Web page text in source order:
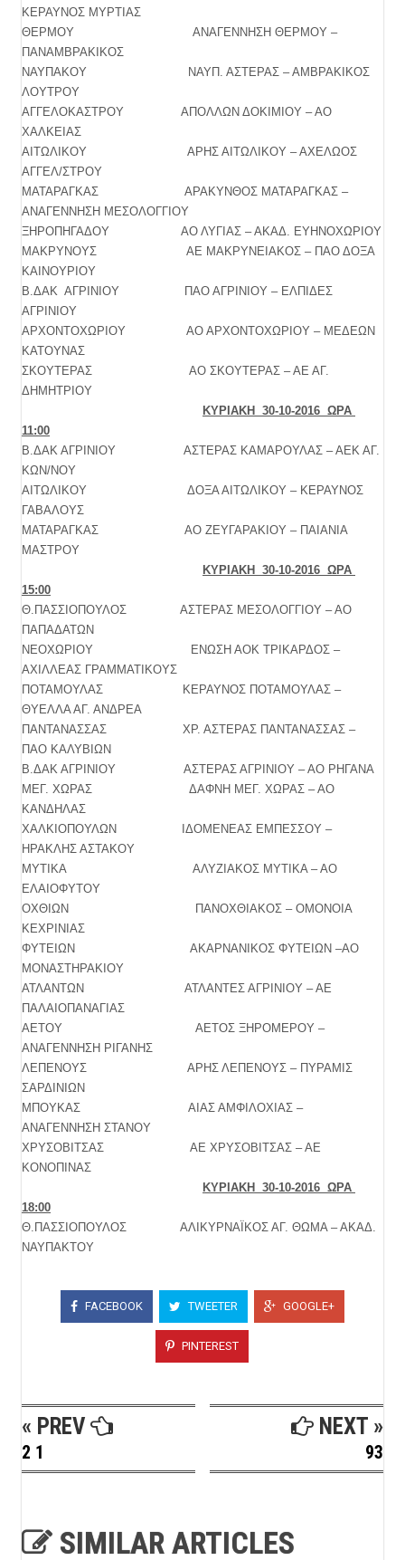
ΚΕΡΑΥΝΟΣ ΜΥΡΤΙΑΣ
ΘΕΡΜΟΥ ΑΝΑΓΕΝΝΗΣΗ ΘΕΡΜΟΥ –
ΠΑΝΑΜΒΡΑΚΙΚΟΣ
ΝΑΥΠΑΚΟΥ ΝΑΥΠ. ΑΣΤΕΡΑΣ – ΑΜΒΡΑΚΙΚΟΣ
ΛΟΥΤΡΟΥ
ΑΓΓΕΛΟΚΑΣΤΡΟΥ ΑΠΟΛΛΩΝ ΔΟΚΙΜΙΟΥ – ΑΟ
ΧΑΛΚΕΙΑΣ
ΑΙΤΩΛΙΚΟΥ ΑΡΗΣ ΑΙΤΩΛΙΚΟΥ – ΑΧΕΛΩΟΣ
ΑΓΓΕΛ/ΣΤΡΟΥ
ΜΑΤΑΡΑΓΚΑΣ ΑΡΑΚΥΝΘΟΣ ΜΑΤΑΡΑΓΚΑΣ –
ΑΝΑΓΕΝΝΗΣΗ ΜΕΣΟΛΟΓΓΙΟΥ
ΞΗΡΟΠΗΓΑΔΟΥ ΑΟ ΛΥΓΙΑΣ – ΑΚΑΔ. ΕΥΗΝΟΧΩΡΙΟΥ
ΜΑΚΡΥΝΟΥΣ ΑΕ ΜΑΚΡΥΝΕΙΑΚΟΣ – ΠΑΟ ΔΟΞΑ
ΚΑΙΝΟΥΡΙΟΥ
Β.ΔΑΚ ΑΓΡΙΝΙΟΥ ΠΑΟ ΑΓΡΙΝΙΟΥ – ΕΛΠΙΔΕΣ
ΑΓΡΙΝΙΟΥ
ΑΡΧΟΝΤΟΧΩΡΙΟΥ ΑΟ ΑΡΧΟΝΤΟΧΩΡΙΟΥ – ΜΕΔΕΩΝ
ΚΑΤΟΥΝΑΣ
ΣΚΟΥΤΕΡΑΣ ΑΟ ΣΚΟΥΤΕΡΑΣ – ΑΕ ΑΓ.
ΔΗΜΗΤΡΙΟΥ
ΚΥΡΙΑΚΗ 30-10-2016 ΩΡΑ
11:00
Β.ΔΑΚ ΑΓΡΙΝΙΟΥ ΑΣΤΕΡΑΣ ΚΑΜΑΡΟΥΛΑΣ – ΑΕΚ ΑΓ.
ΚΩΝ/ΝΟΥ
ΑΙΤΩΛΙΚΟΥ ΔΟΞΑ ΑΙΤΩΛΙΚΟΥ – ΚΕΡΑΥΝΟΣ
ΓΑΒΑΛΟΥΣ
ΜΑΤΑΡΑΓΚΑΣ ΑΟ ΖΕΥΓΑΡΑΚΙΟΥ – ΠΑΙΑΝΙΑ
ΜΑΣΤΡΟΥ
ΚΥΡΙΑΚΗ 30-10-2016 ΩΡΑ
15:00
Θ.ΠΑΣΣΙΟΠΟΥΛΟΣ ΑΣΤΕΡΑΣ ΜΕΣΟΛΟΓΓΙΟΥ – ΑΟ
ΠΑΠΑΔΑΤΩΝ
ΝΕΟΧΩΡΙΟΥ ΕΝΩΣΗ ΑΟΚ ΤΡΙΚΑΡΔΟΣ –
ΑΧΙΛΛΕΑΣ ΓΡΑΜΜΑΤΙΚΟΥΣ
ΠΟΤΑΜΟΥΛΑΣ ΚΕΡΑΥΝΟΣ ΠΟΤΑΜΟΥΛΑΣ –
ΘΥΕΛΛΑ ΑΓ. ΑΝΔΡΕΑ
ΠΑΝΤΑΝΑΣΣΑΣ ΧΡ. ΑΣΤΕΡΑΣ ΠΑΝΤΑΝΑΣΣΑΣ –
ΠΑΟ ΚΑΛΥΒΙΩΝ
Β.ΔΑΚ ΑΓΡΙΝΙΟΥ ΑΣΤΕΡΑΣ ΑΓΡΙΝΙΟΥ – ΑΟ ΡΗΓΑΝΑ
ΜΕΓ. ΧΩΡΑΣ ΔΑΦΝΗ ΜΕΓ. ΧΩΡΑΣ – ΑΟ
ΚΑΝΔΗΛΑΣ
ΧΑΛΚΙΟΠΟΥΛΩΝ ΙΔΟΜΕΝΕΑΣ ΕΜΠΕΣΣΟΥ –
ΗΡΑΚΛΗΣ ΑΣΤΑΚΟΥ
ΜΥΤΙΚΑ ΑΛΥΖΙΑΚΟΣ ΜΥΤΙΚΑ – ΑΟ
ΕΛΑΙΟΦΥΤΟΥ
ΟΧΘΙΩΝ ΠΑΝΟΧΘΙΑΚΟΣ – ΟΜΟΝΟΙΑ
ΚΕΧΡΙΝΙΑΣ
ΦΥΤΕΙΩΝ ΑΚΑΡΝΑΝΙΚΟΣ ΦΥΤΕΙΩΝ –ΑΟ
ΜΟΝΑΣΤΗΡΑΚΙΟΥ
ΑΤΛΑΝΤΩΝ ΑΤΛΑΝΤΕΣ ΑΓΡΙΝΙΟΥ – ΑΕ
ΠΑΛΑΙΟΠΑΝΑΓΙΑΣ
ΑΕΤΟΥ ΑΕΤΟΣ ΞΗΡΟΜΕΡΟΥ –
ΑΝΑΓΕΝΝΗΣΗ ΡΙΓΑΝΗΣ
ΛΕΠΕΝΟΥΣ ΑΡΗΣ ΛΕΠΕΝΟΥΣ – ΠΥΡΑΜΙΣ
ΣΑΡΔΙΝΙΩΝ
ΜΠΟΥΚΑΣ ΑΙΑΣ ΑΜΦΙΛΟΧΙΑΣ –
ΑΝΑΓΕΝΝΗΣΗ ΣΤΑΝΟΥ
ΧΡΥΣΟΒΙΤΣΑΣ ΑΕ ΧΡΥΣΟΒΙΤΣΑΣ – ΑΕ
ΚΟΝΟΠΙΝΑΣ
ΚΥΡΙΑΚΗ 30-10-2016 ΩΡΑ
18:00
Θ.ΠΑΣΣΙΟΠΟΥΛΟΣ ΑΛΙΚΥΡΝΑΪΚΟΣ ΑΓ. ΘΩΜΑ – ΑΚΑΔ.
ΝΑΥΠΑΚΤΟΥ
FACEBOOK TWEETER GOOGLE+
PINTEREST
« PREV
2 1
NEXT »
93
SIMILAR ARTICLES